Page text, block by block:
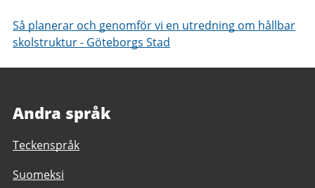
Så planerar och genomför vi en utredning om hållbar
skolstruktur - Göteborgs Stad
Andra språk
Teckenspråk
Suomeksi